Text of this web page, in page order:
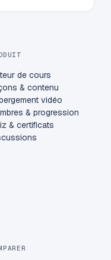
de cours
& contenu
vidéo
& progression
& certificats